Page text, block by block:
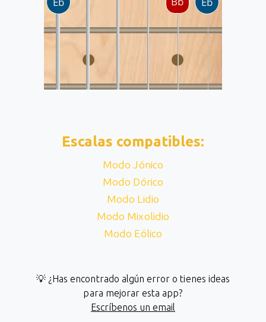
Escalas compatibles:
Modo Jónico
Modo Dórico
Modo Lidio
Modo Mixolidio
Modo Eólico
💡 ¿Has encontrado algún error o tienes ideas
para mejorar esta app?
Escríbenos un email